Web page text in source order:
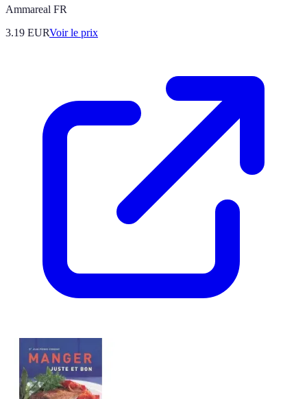
Ammareal FR
3.19 EURVoir le prix